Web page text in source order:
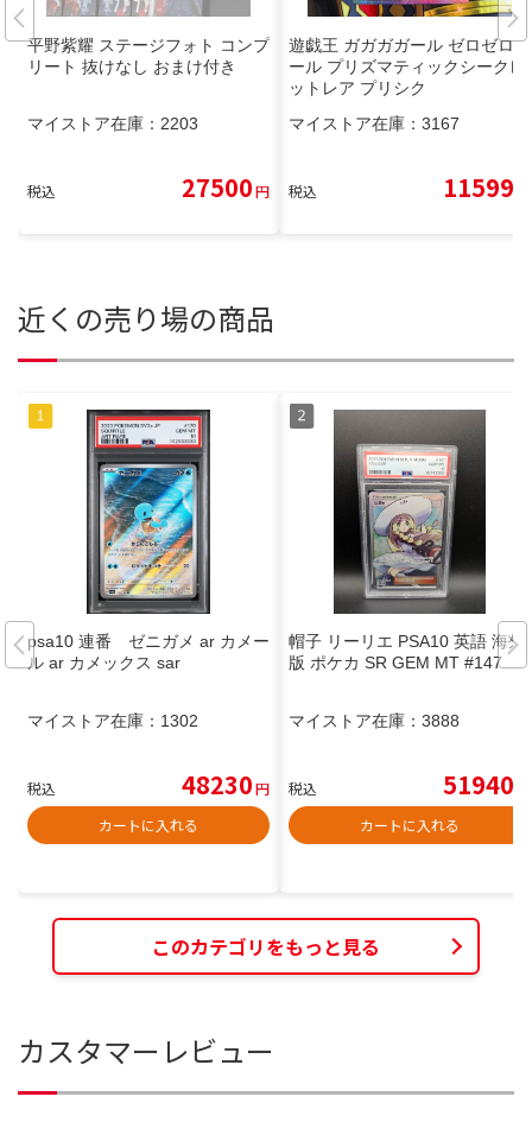
平野紫耀 ステージフォト コンプ
リート 抜けなし おまけ付き
マイストア在庫： 2203
税込 27500円
遊戯王 ガガガガール ゼロゼロコ
ール プリズマティックシークレ
ットレア プリシク
マイストア在庫： 3167
税込 11599
近くの売り場の商品
psa10 連番 ゼニガメ ar カメー
ル ar カメックス sar
マイストア在庫： 1302
税込 48230円
カートに入れる
帽子 リーリエ PSA10 英語 海外
版 ポケカ SR GEM MT #147
マイストア在庫： 3888
税込 51940
カートに入れる
このカテゴリをもっと見る
カスタマーレビュー